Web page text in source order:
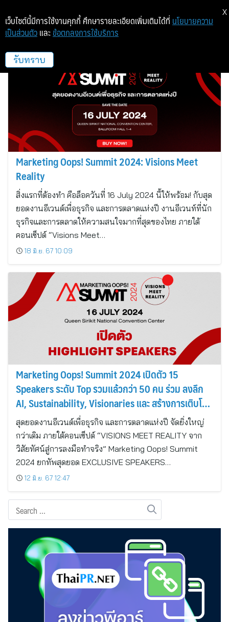
Marketing Oops
Marketing Oops! Summit 2024: Visions Meet
Reality
สิ่งแรกที่ต้องทำ คือล็อควันที่ 16 July 2024 นี้ให้พร้อม! กับสุด
ยอดงานอีเวนต์เพื่อธุรกิจ และการตลาดแห่งปี งานอีเวนท์ที่นัก
ธุรกิจและการตลาดให้ความสนใจมากที่สุดของไทย ภายใต้
คอนเซ็ปต์ “Visions Meet…
18 มิ.ย. 67 10:09
Marketing Oops! Summit 2024 เปิดตัว 15
Speakers ระดับ Top รวมแล้วกว่า 50 คน ร่วม ลงลึก
AI, Sustainability, Visionaries และ สร้างการเติบโต
ด้านการตลาดและธุรกิจ
สุดยอดงานอีเวนต์เพื่อธุรกิจ และการตลาดแห่งปี จัดยิ่งใหญ่
กว่าเดิม ภายใต้คอนเซ็ปต์ “VISIONS MEET REALITY จาก
วิสัยทัศน์สู่การลงมือทำจริง” Marketing Oops! Summit
2024 ยกทัพสุดยอด EXCLUSIVE SPEAKERS…
12 มิ.ย. 67 12:47
เว็บไซต์นี้มีการใช้งานคุกกี้ ศึกษารายละเอียดเพิ่มเติมได้ที่ นโยบายความ
เป็นส่วนตัว และ ข้อตกลงการใช้บริการ
รับทราบ
X